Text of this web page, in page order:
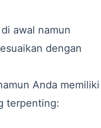
awal namun
dengan
Anda memiliki
terpenting: